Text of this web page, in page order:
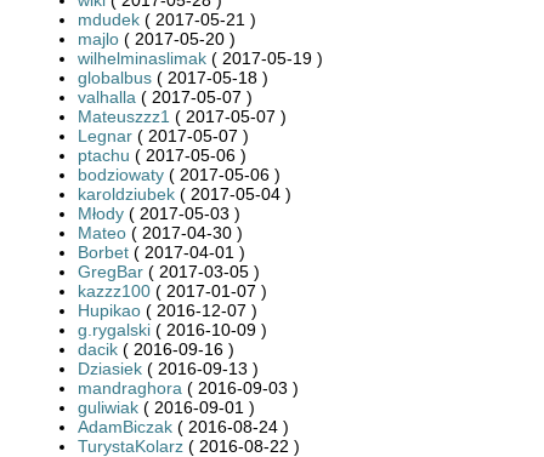
mdudek ( 2017-05-21 )
majlo ( 2017-05-20 )
wilhelminaslimak ( 2017-05-19 )
globalbus ( 2017-05-18 )
valhalla ( 2017-05-07 )
Mateuszzz1 ( 2017-05-07 )
Legnar ( 2017-05-07 )
ptachu ( 2017-05-06 )
bodziowaty ( 2017-05-06 )
karoldziubek ( 2017-05-04 )
Młody ( 2017-05-03 )
Mateo ( 2017-04-30 )
Borbet ( 2017-04-01 )
GregBar ( 2017-03-05 )
kazzz100 ( 2017-01-07 )
Hupikao ( 2016-12-07 )
g.rygalski ( 2016-10-09 )
dacik ( 2016-09-16 )
Dziasiek ( 2016-09-13 )
mandraghora ( 2016-09-03 )
guliwiak ( 2016-09-01 )
AdamBiczak ( 2016-08-24 )
TurystaKolarz ( 2016-08-22 )